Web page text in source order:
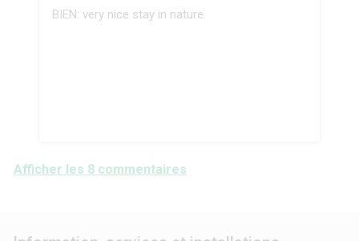
BIEN: very nice stay in nature.
Afficher les 8 commentaires